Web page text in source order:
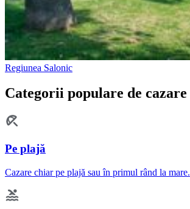
Regiunea Salonic
Categorii populare de cazare
Pe plajă
Cazare chiar pe plajă sau în primul rând la mare.